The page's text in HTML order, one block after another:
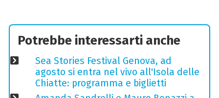
Potrebbe interessarti anche
Sea Stories Festival Genova, ad
agosto si entra nel vivo all'Isola delle
Chiatte: programma e biglietti